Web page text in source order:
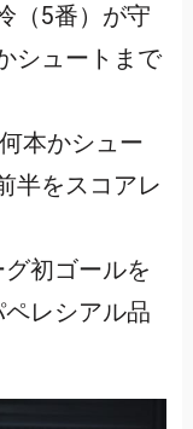
（5番）が守
シュートまで
本かシュー
半をスコアレ
初ゴールを
レシアル品